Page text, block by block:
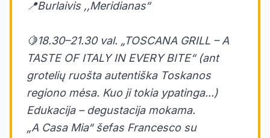
📍Burlaivis ,,Meridianas“
🍋18.30–21.30 val. „TOSCANA GRILL – A
TASTE OF ITALY IN EVERY BITE“ (ant
grotelių ruošta autentiška Toskanos
regiono mėsa. Kuo ji tokia ypatinga...)
Edukacija – degustacija mokama.
„A Casa Mia“ šefas Francesco su